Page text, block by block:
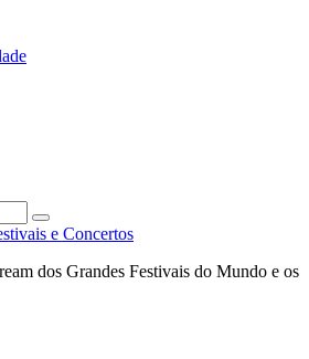
Search
e Concertos
dos Grandes Festivais do Mundo e os